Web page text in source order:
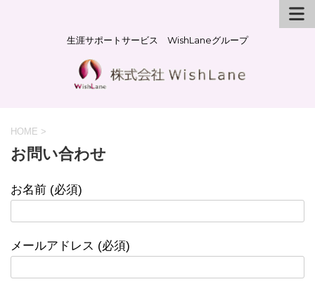
生涯サポートサービス WishLaneグループ
HOME >
お問い合わせ
お名前 (必須)
メールアドレス (必須)